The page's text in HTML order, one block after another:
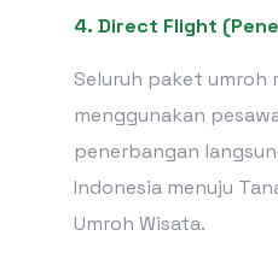
4. Direct Flight
Seluruh paket umroh
menggunakan
penerbangan
Indonesia menuju
Umroh Wisata.